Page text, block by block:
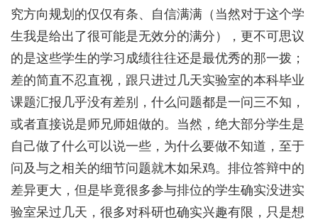
究方向规划的仅仅有条、自信满满（当然对于这个学
生我是给出了很可能是无效分的满分），更不可思议
的是这些学生的学习成绩往往还是最优秀的那一拨；
差的简直不忍直视，跟只进过几天实验室的本科毕业
课题汇报几乎没有差别，什么问题都是一问三不知，
或者直接说是师兄师姐做的。当然，绝大部分学生是
自己做了什么可以说一些，为什么要做不知道，至于
问及与之相关的细节问题就木如呆鸡。排位答辩中的
差异更大，但是毕竟很多参与排位的学生确实没进实
验室呆过几天，很多对科研也确实兴趣有限，只是想